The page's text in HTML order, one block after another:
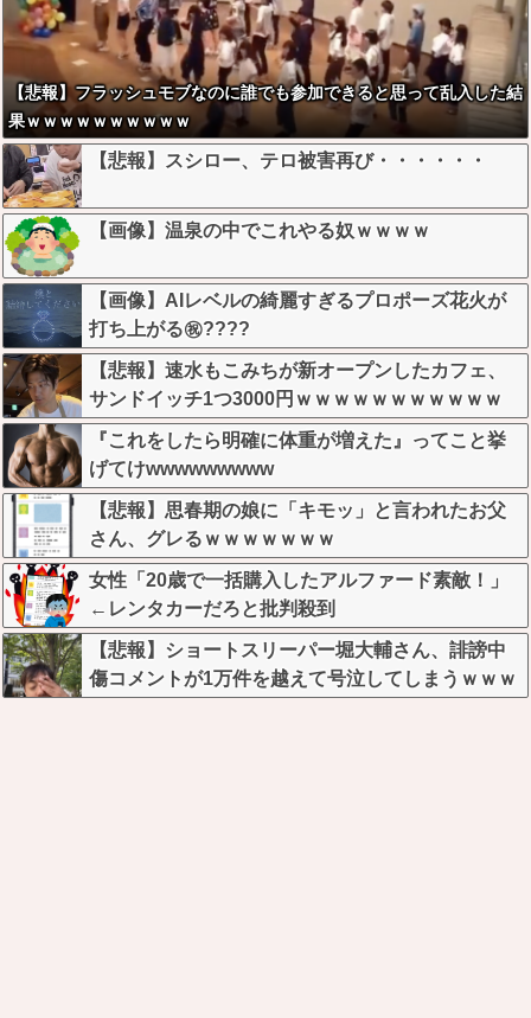
【悲報】フラッシュモブなのに誰でも参加できると思って乱入した結
果ｗｗｗｗｗｗｗｗｗｗ
【悲報】スシロー、テロ被害再び・・・・・・
【画像】温泉の中でこれやる奴ｗｗｗｗ
【画像】AIレベルの綺麗すぎるプロポーズ花火が
打ち上がる㊗????
【悲報】速水もこみちが新オープンしたカフェ、
サンドイッチ1つ3000円ｗｗｗｗｗｗｗｗｗｗｗ
ｗｗ
『これをしたら明確に体重が増えた』ってこと挙
げてけwwwwwwwww
【悲報】思春期の娘に「キモッ」と言われたお父
さん、グレるｗｗｗｗｗｗｗ
女性「20歳で一括購入したアルファード素敵！」
←レンタカーだろと批判殺到
【悲報】ショートスリーパー堀大輔さん、誹謗中
傷コメントが1万件を越えて号泣してしまうｗｗｗ